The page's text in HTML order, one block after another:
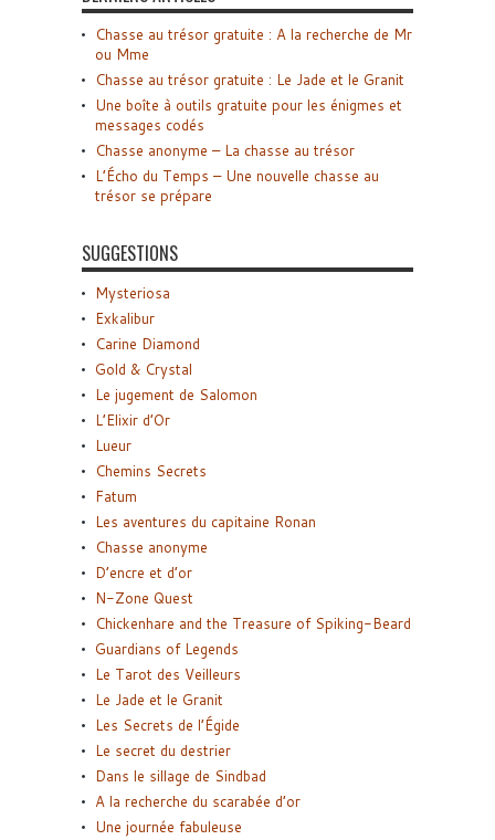
Chasse au trésor gratuite : A la recherche de Mr
ou Mme
Chasse au trésor gratuite : Le Jade et le Granit
Une boîte à outils gratuite pour les énigmes et
messages codés
Chasse anonyme – La chasse au trésor
L’Écho du Temps – Une nouvelle chasse au
trésor se prépare
SUGGESTIONS
Mysteriosa
Exkalibur
Carine Diamond
Gold & Crystal
Le jugement de Salomon
L’Elixir d’Or
Lueur
Chemins Secrets
Fatum
Les aventures du capitaine Ronan
Chasse anonyme
D’encre et d’or
N-Zone Quest
Chickenhare and the Treasure of Spiking-Beard
Guardians of Legends
Le Tarot des Veilleurs
Le Jade et le Granit
Les Secrets de l’Égide
Le secret du destrier
Dans le sillage de Sindbad
A la recherche du scarabée d’or
Une journée fabuleuse